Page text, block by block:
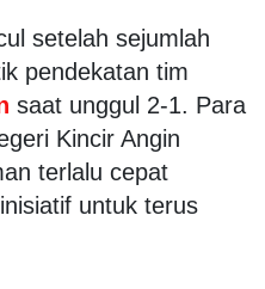
setelah sejumlah
pendekatan tim
saat unggul 2-1. Para
Kincir Angin
terlalu cepat
untuk terus